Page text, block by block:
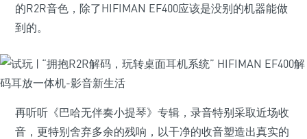
的R2R音色，除了HIFIMAN EF400应该是没别的机器能做
到的。
再听听《巴哈无伴奏小提琴》专辑，录音特别采取近场收
音，更特别舍弃多余的残响，以干净的收音塑造出真实的